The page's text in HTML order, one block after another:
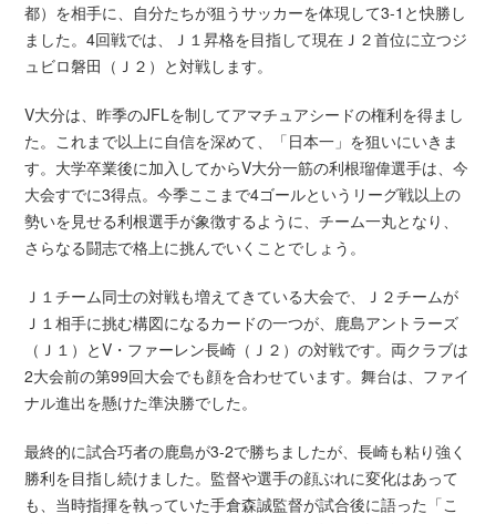
都）を相手に、自分たちが狙うサッカーを体現して3-1と快勝し
ました。4回戦では、Ｊ１昇格を目指して現在Ｊ２首位に立つジ
ュビロ磐田（Ｊ２）と対戦します。
V大分は、昨季のJFLを制してアマチュアシードの権利を得まし
た。これまで以上に自信を深めて、「日本一」を狙いにいきま
す。大学卒業後に加入してからV大分一筋の利根瑠偉選手は、今
大会すでに3得点。今季ここまで4ゴールというリーグ戦以上の
勢いを見せる利根選手が象徴するように、チーム一丸となり、
さらなる闘志で格上に挑んでいくことでしょう。
Ｊ１チーム同士の対戦も増えてきている大会で、Ｊ２チームが
Ｊ１相手に挑む構図になるカードの一つが、鹿島アントラーズ
（Ｊ１）とV・ファーレン長崎（Ｊ２）の対戦です。両クラブは
2大会前の第99回大会でも顔を合わせています。舞台は、ファイ
ナル進出を懸けた準決勝でした。
最終的に試合巧者の鹿島が3-2で勝ちましたが、長崎も粘り強く
勝利を目指し続けました。監督や選手の顔ぶれに変化はあって
も、当時指揮を執っていた手倉森誠監督が試合後に語った「こ